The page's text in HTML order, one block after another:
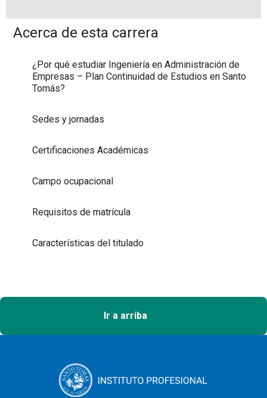
Acerca de esta carrera
¿Por qué estudiar Ingeniería en Administración de
Empresas – Plan Continuidad de Estudios en Santo
Tomás?
Sedes y jornadas
Certificaciones Académicas
Campo ocupacional
Requisitos de matrícula
Características del titulado
Ir a arriba